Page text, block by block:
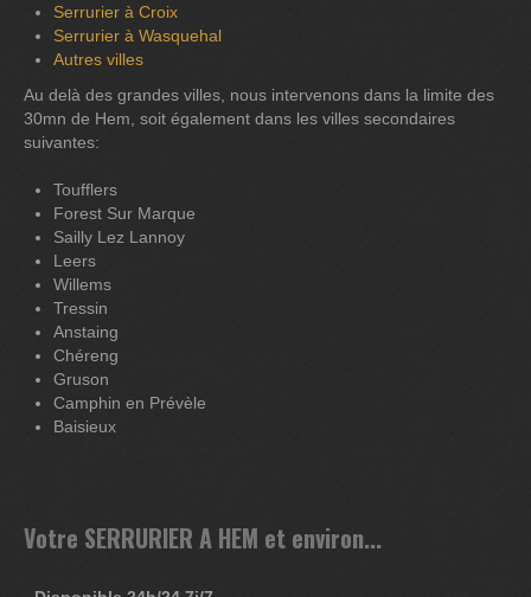
Serrurier à Croix
Serrurier à Wasquehal
Autres villes
Au delà des grandes villes, nous intervenons dans la limite des
30mn de Hem, soit également dans les villes secondaires
suivantes:
Toufflers
Forest Sur Marque
Sailly Lez Lannoy
Leers
Willems
Tressin
Anstaing
Chéreng
Gruson
Camphin en Prévèle
Baisieux
Votre SERRURIER A HEM et environ...